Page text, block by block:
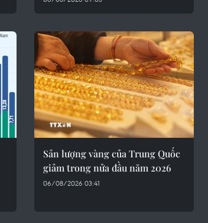
Sản lượng vàng của Trung Quốc
giảm trong nửa đầu năm 2026
06/08/2026 03:41